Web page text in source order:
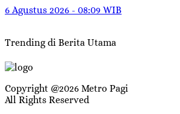
6 Agustus 2026 - 08:09 WIB
Trending di Berita Utama
Copyright @2026 Metro Pagi
All Rights Reserved